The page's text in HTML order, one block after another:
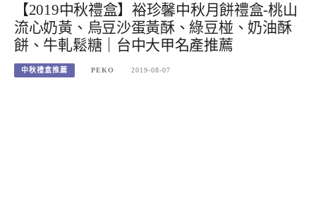
【2019中秋禮盒】裕珍馨中秋月餅禮盒-桃山
流心奶黃、烏豆沙蛋黃酥、綠豆椪、奶油酥
餅、牛軋鬆糖｜台中大甲名產推薦
中秋禮盒推薦 PEKO 2019-08-07